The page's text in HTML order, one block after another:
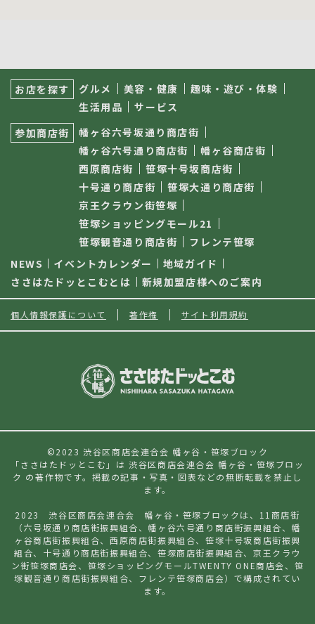
サ
ナ
ゲ
ー
お店を探す グルメ 美容・健康
趣味・遊び・体験
生活用品
サービス
参加商店街
幡ヶ谷六号坂通り商店街
幡ヶ谷六号通り商店街
幡ヶ谷商店街
西原商店街
笹塚十号坂商店街
十号通り商店街
笹塚大通り商店街
京王クラウン街笹塚
笹塚ショッピングモール21
笹塚観音通り商店街
フレンテ笹塚
NEWS
イベントカレンダー
地域ガイド
ささはたドッとこむとは
新規加盟店様へのご案内
個人情報保護について 著作権 サイト利用規約
©2023 渋谷区商店会連合会 幡ヶ谷・笹塚ブロック
「ささはたドッとこむ」は 渋谷区商店会連合会 幡ヶ谷・笹塚ブロッ
ク の著作物です。掲載の記事・写真・図表などの無断転載を禁止し
ます。
2023 渋谷区商店会連合会 幡ヶ谷・笹塚ブロックは、11商店街
（六号坂通り商店街振興組合、幡ヶ谷六号通り商店街振興組合、幡
ヶ谷商店街振興組合、西原商店街振興組合、 笹塚十号坂商店街振興
組合、十号通り商店街振興組合、笹塚商店街振興組合、京王クラウ
ン街笹塚商店会、笹塚ショッピングモールTWENTY ONE商店会、笹
塚観音通り商店街振興組合、フレンテ笹塚商店会）で構成されてい
ます。